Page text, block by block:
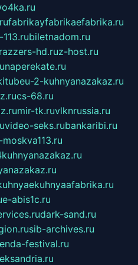
fabrikayfabrikaefabrika.ru
biletnadom.ru
hd.ruz-host.ru
naperekate.ru
2-kuhnyanazakaz.ru
cs-68.ru
mir-tk.ruvlknrussia.ru
video-seks.rubankaribi.ru
e-abis1c.ru
dark-sand.ru
sib-archives.ru
festival.ru